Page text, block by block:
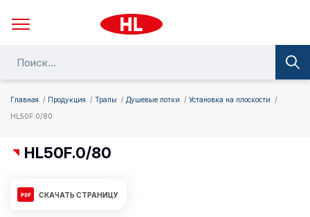
Главная Продукция Трапы Душевые лотки
Установка на плоскости
HL50F.0/80
HL50F.0/80
СКАЧАТЬ СТРАНИЦУ